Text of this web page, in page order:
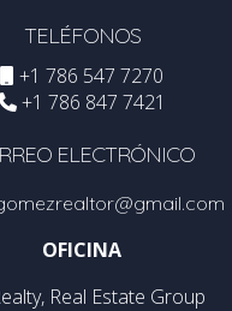
TELÉFONOS
+1 786 547 7270
+1 786 847 7421
ELECTRÓNICO
OFICINA
Real Estate Group